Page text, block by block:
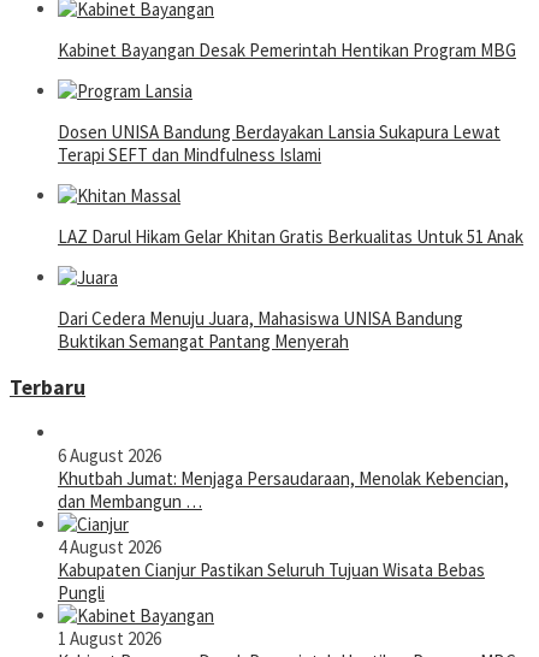
Kabinet Bayangan Desak Pemerintah Hentikan Program MBG
Dosen UNISA Bandung Berdayakan Lansia Sukapura Lewat
Terapi SEFT dan Mindfulness Islami
LAZ Darul Hikam Gelar Khitan Gratis Berkualitas Untuk 51 Anak
Dari Cedera Menuju Juara, Mahasiswa UNISA Bandung
Buktikan Semangat Pantang Menyerah
Terbaru
6 August 2026
Khutbah Jumat: Menjaga Persaudaraan, Menolak Kebencian,
dan Membangun …
4 August 2026
Kabupaten Cianjur Pastikan Seluruh Tujuan Wisata Bebas
Pungli
1 August 2026